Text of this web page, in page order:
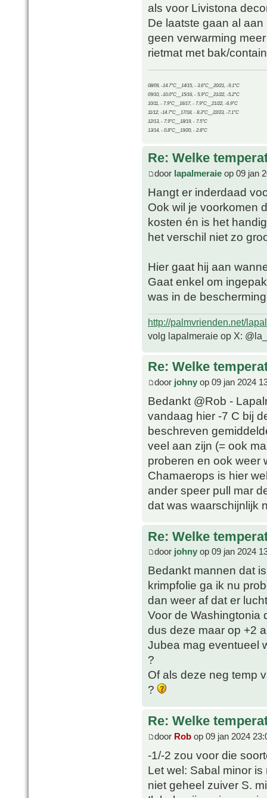
als voor Livistona
De laatste gaan al
geen verwarming
rietmat met bak/
08/09, -14.7°C__14/15, - 3.6°C__20/21, -9.1°C
09/10, -10.0°C__15/16, - 5.9°C__21/22, -5.2°C
10/11, - 7.9°C__16/17, - 7.9°C__21/22, -6.9°C
11/12, -14.7°C__17/18, - 8.3°C__22/23, -7.1°C
12/13, - 7.9°C__18/19, - 7.5°C
13/14, - 0.8°C__19/20, - 2.8°C
Re: Welke
door lapalmeraie op 09 jan
Hangt er inderdaad
Ook wil je voorkomen
kosten én is het
het verschil niet zo
Hier gaat hij aan
Gaat enkel om
was in de
http://palmvrienden.net/
volg lapalmeraie op X:
Re: Welke
door johny op 09 jan 2024
Bedankt @Rob -
vandaag hier -7 C bij
beschreven
veel aan zijn (= ook
proberen en ook weer
Chamaerops is hier
ander speer pull mar
dat was waarschijnlijk
Re: Welke
door johny op 09 jan 2024
Bedankt mannen dat
krimpfolie ga ik nu
dan weer af dat er
Voor de Washingtonia
dus deze maar op +2
Jubea mag eventueel
?
Of als deze neg temp
?
Re: Welke
door Rob op 09 jan 2024
-1/-2 zou voor die
Let wel: Sabal minor
niet geheel zuiver S.